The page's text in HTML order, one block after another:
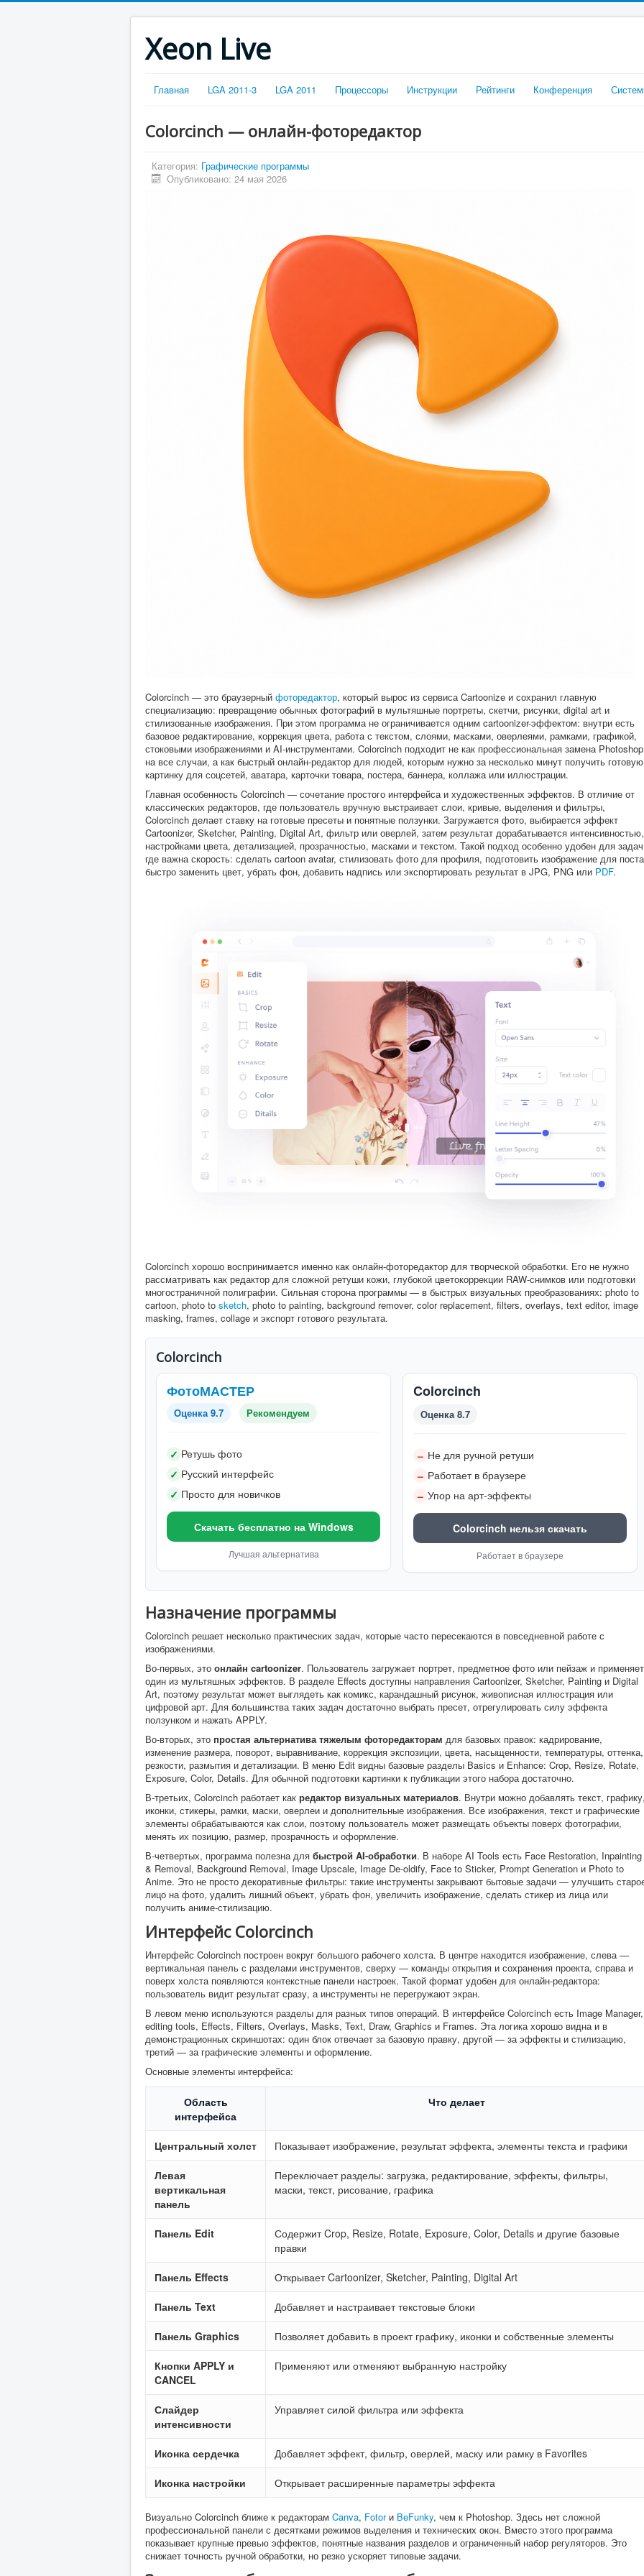
Xeon Live
Главная LGA 2011-3 LGA 2011 Процессоры Инструкции Рейтинги Конференция
Colorcinch — онлайн-фоторедактор
Категория: Графические программы
Опубликовано: 24 мая 2026
Colorcinch — это браузерный фоторедактор, который вырос из сервиса Cartoonize и сохранил главную
специализацию: превращение обычных фотографий в мультяшные портреты, скетчи, рисунки, digital art и
стилизованные изображения. При этом программа не ограничивается одним cartoonizer-эффектом: внутри есть
базовое редактирование, коррекция цвета, работа с текстом, слоями, масками, оверлеями, рамками, графикой,
стоковыми изображениями и AI-инструментами. Colorcinch подходит не как профессиональная замена Photoshop
на все случаи, а как быстрый онлайн-редактор для людей, которым нужно за несколько минут получить готовую
картинку для соцсетей, аватара, карточки товара, постера, баннера, коллажа или иллюстрации.
Главная особенность Colorcinch — сочетание простого интерфейса и художественных эффектов. В отличие от
классических редакторов, где пользователь вручную выстраивает слои, кривые, выделения и фильтры,
Colorcinch делает ставку на готовые пресеты и понятные ползунки. Загружается фото, выбирается эффект
Cartoonizer, Sketcher, Painting, Digital Art, фильтр или оверлей, затем результат дорабатывается интенсивностью,
настройками цвета, детализацией, прозрачностью, масками и текстом. Такой подход особенно удобен для
где важна скорость: сделать cartoon avatar, стилизовать фото для профиля, подготовить изображение для
быстро заменить цвет, убрать фон, добавить надпись или экспортировать результат в JPG, PNG или PDF.
Colorcinch хорошо воспринимается именно как онлайн-фоторедактор для творческой обработки. Его не нужно
рассматривать как редактор для сложной ретуши кожи, глубокой цветокоррекции RAW-снимков или подготовки
многостраничной полиграфии. Сильная сторона программы — в быстрых визуальных преобразованиях: photo to
cartoon, photo to sketch, photo to painting, background remover, color replacement, filters, overlays, text editor, image
masking, frames, collage и экспорт готового результата.
Colorcinch
ФотоМАСТЕР
Оценка 9.7 Рекомендуем
✓ Ретушь фото
✓ Русский интерфейс
✓ Просто для новичков
Скачать бесплатно на Windows
Лучшая альтернатива
Colorcinch
Оценка 8.7
– Не для ручной ретуши
– Работает в браузере
– Упор на арт-эффекты
Colorcinch нельзя скачать
Работает в браузере
Назначение программы
Colorcinch решает несколько практических задач, которые часто пересекаются в повседневной работе с
изображениями.
Во-первых, это онлайн cartoonizer. Пользователь загружает портрет, предметное фото или пейзаж и применяет
один из мультяшных эффектов. В разделе Effects доступны направления Cartoonizer, Sketcher, Painting и Digital
Art, поэтому результат может выглядеть как комикс, карандашный рисунок, живописная иллюстрация или
цифровой арт. Для большинства таких задач достаточно выбрать пресет, отрегулировать силу эффекта
ползунком и нажать APPLY.
Во-вторых, это простая альтернатива тяжелым фоторедакторам для базовых правок: кадрирование,
изменение размера, поворот, выравнивание, коррекция экспозиции, цвета, насыщенности, температуры, оттенка,
резкости, размытия и детализации. В меню Edit видны базовые разделы Basics и Enhance: Crop, Resize, Rotate,
Exposure, Color, Details. Для обычной подготовки картинки к публикации этого набора достаточно.
В-третьих, Colorcinch работает как редактор визуальных материалов. Внутри можно добавлять текст,
иконки, стикеры, рамки, маски, оверлеи и дополнительные изображения. Все изображения, текст и графические
элементы обрабатываются как слои, поэтому пользователь может размещать объекты поверх фотографии,
менять их позицию, размер, прозрачность и оформление.
В-четвертых, программа полезна для быстрой AI-обработки. В наборе AI Tools есть Face Restoration, Inpainting
& Removal, Background Removal, Image Upscale, Image De-oldify, Face to Sticker, Prompt Generation и Photo to
Anime. Это не просто декоративные фильтры: такие инструменты закрывают бытовые задачи — улучшить
лицо на фото, удалить лишний объект, убрать фон, увеличить изображение, сделать стикер из лица или
получить аниме-стилизацию.
Интерфейс Colorcinch
Интерфейс Colorcinch построен вокруг большого рабочего холста. В центре находится изображение, слева —
вертикальная панель с разделами инструментов, сверху — команды открытия и сохранения проекта, справа и
поверх холста появляются контекстные панели настроек. Такой формат удобен для онлайн-редактора:
пользователь видит результат сразу, а инструменты не перегружают экран.
В левом меню используются разделы для разных типов операций. В интерфейсе Colorcinch есть Image Manager,
editing tools, Effects, Filters, Overlays, Masks, Text, Draw, Graphics и Frames. Эта логика хорошо видна и в
демонстрационных скриншотах: один блок отвечает за базовую правку, другой — за эффекты и стилизацию,
третий — за графические элементы и оформление.
Основные элементы интерфейса:
Область
интерфейса
Что делает
Центральный холст Показывает изображение, результат эффекта, элементы текста и графики
Левая
вертикальная
панель
Переключает разделы: загрузка, редактирование, эффекты, фильтры,
маски, текст, рисование, графика
Панель Edit
Содержит Crop, Resize, Rotate, Exposure, Color, Details и другие базовые
правки
Панель Effects Открывает Cartoonizer, Sketcher, Painting, Digital Art
Панель Text Добавляет и настраивает текстовые блоки
Панель Graphics Позволяет добавить в проект графику, иконки и собственные элементы
Кнопки APPLY и
CANCEL
Применяют или отменяют выбранную настройку
Слайдер
интенсивности
Управляет силой фильтра или эффекта
Иконка сердечка Добавляет эффект, фильтр, оверлей, маску или рамку в Favorites
Иконка настройки Открывает расширенные параметры эффекта
Визуально Colorcinch ближе к редакторам Canva, Fotorи BeFunky, чем к Photoshop. Здесь нет сложной
профессиональной панели с десятками режимов выделения и технических окон. Вместо этого программа
показывает крупные превью эффектов, понятные названия разделов и ограниченный набор регуляторов. Это
снижает точность ручной обработки, но резко ускоряет типовые задачи.